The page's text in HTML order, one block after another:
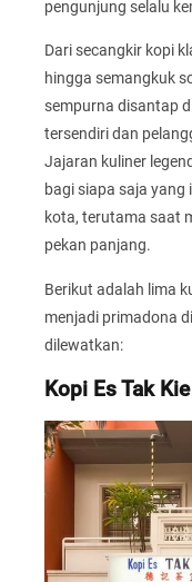
pengunjung selalu
Dari secangkir kopi
hingga semangkuk
sempurna disantap
tersendiri dan
Jajaran kuliner
bagi siapa saja
kota, terutama saat
pekan panjang.
Berikut adalah lima
menjadi primadona
dilewatkan:
Kopi Es Tak